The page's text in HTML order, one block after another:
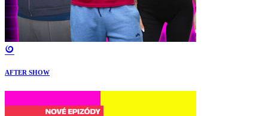
AFTER SHOW